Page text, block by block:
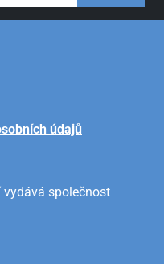
údajů
společnost